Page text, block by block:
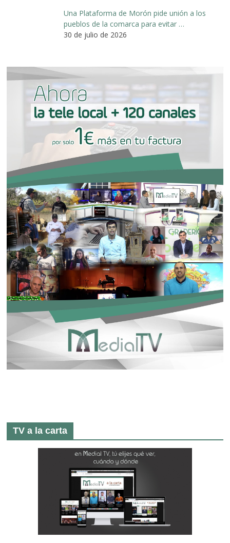
Una Plataforma de Morón pide unión a los
pueblos de la comarca para evitar …
30 de julio de 2026
TV a la carta